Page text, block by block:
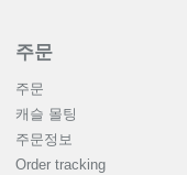
주문
주문
캐슬 몰팅
주문정보
Order tracking